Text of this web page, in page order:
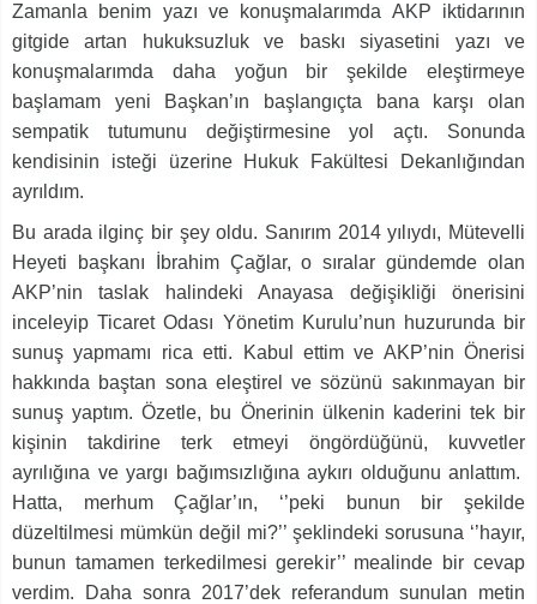
Zamanla benim yazı ve konuşmalarımda AKP iktidarının
gitgide artan hukuksuzluk ve baskı siyasetini yazı ve
konuşmalarımda daha yoğun bir şekilde eleştirmeye
başlamam yeni Başkan’ın başlangıçta bana karşı olan
sempatik tutumunu değiştirmesine yol açtı. Sonunda
kendisinin isteği üzerine Hukuk Fakültesi Dekanlığından
ayrıldım.
Bu arada ilginç bir şey oldu. Sanırım 2014 yılıydı, Mütevelli
Heyeti başkanı İbrahim Çağlar, o sıralar gündemde olan
AKP’nin taslak halindeki Anayasa değişikliği önerisini
inceleyip Ticaret Odası Yönetim Kurulu’nun huzurunda bir
sunuş yapmamı rica etti. Kabul ettim ve AKP’nin Önerisi
hakkında baştan sona eleştirel ve sözünü sakınmayan bir
sunuş yaptım. Özetle, bu Önerinin ülkenin kaderini tek bir
kişinin takdirine terk etmeyi öngördüğünü, kuvvetler
ayrılığına ve yargı bağımsızlığına aykırı olduğunu anlattım.
Hatta, merhum Çağlar’ın, ‘’peki bunun bir şekilde
düzeltilmesi mümkün değil mi?’’ şeklindeki sorusuna ‘’hayır,
bunun tamamen terkedilmesi gerekir’’ mealinde bir cevap
verdim. Daha sonra 2017’dek referandum sunulan metin